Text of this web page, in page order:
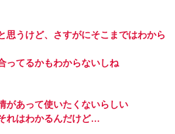
思うけど、さすがにそこまではわから
ってるかもわからないしね
があって使いたくないらしい
れはわかるんだけど…